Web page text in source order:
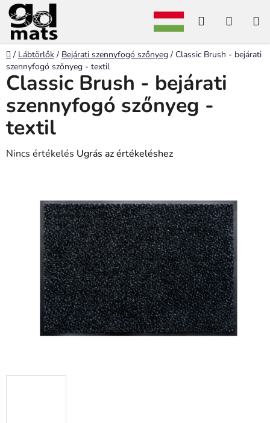
Ugrás
tartalomhoz
Keresés
Kezdőlap
/ Lábtörlők / Bejárati szennyfogó szőnyeg / Classic Brush - bejárati
szennyfogó szőnyeg - textil
Classic Brush - bejárati
szennyfogó szőnyeg -
textil
A
értékelése
Nincs értékelés Ugrás az értékeléshez